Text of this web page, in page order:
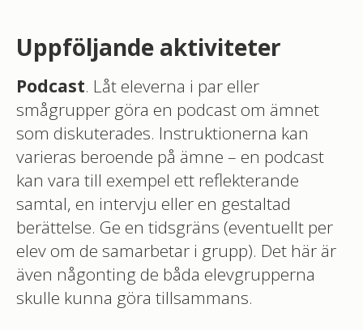
Uppföljande aktiviteter
Podcast. Låt eleverna i par eller
smågrupper göra en podcast om ämnet
som diskuterades. Instruktionerna kan
varieras beroende på ämne – en podcast
kan vara till exempel ett reflekterande
samtal, en intervju eller en gestaltad
berättelse. Ge en tidsgräns (eventuellt per
elev om de samarbetar i grupp). Det här är
även någonting de båda elevgrupperna
skulle kunna göra tillsammans.